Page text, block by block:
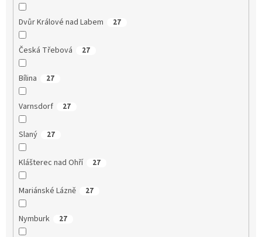
Dvůr Králové nad Labem 27
Česká Třebová 27
Bílina 27
Varnsdorf 27
Slaný 27
Klášterec nad Ohří 27
Mariánské Lázně 27
Nymburk 27